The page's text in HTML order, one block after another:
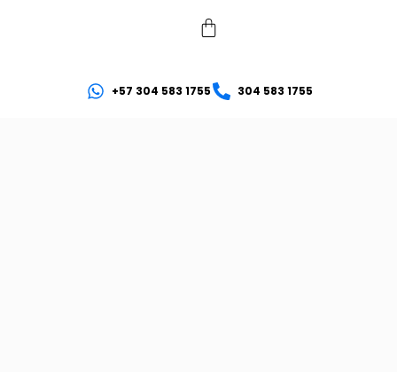
+57 304 583 1755 304 583 1755